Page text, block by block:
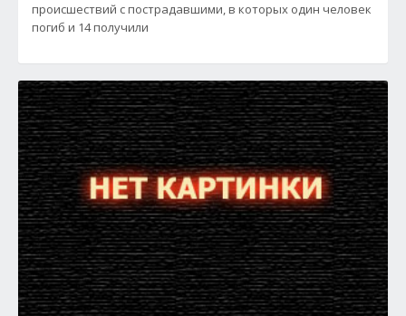
происшествий с пострадавшими, в которых один человек
погиб и 14 получили